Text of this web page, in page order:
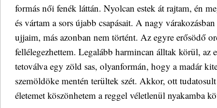
formás női fenék láttán. Nyolcan estek át rajtam, én
és vártam a sors újabb csapásait. A nagy
ujjaim, más azonban nem történt. Az egyre erősödő
fellélegezhettem. Legalább harmincan álltak körül, az
tetoválva egy zöld sas, olyanformán, hogy a madár
szemöldöke mentén terültek szét. Akkor, ott
életemet köszönhetem a reggel véletlenül nyakamba